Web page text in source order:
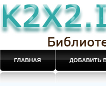
ГЛАВНАЯ ДОБАВИТЬ